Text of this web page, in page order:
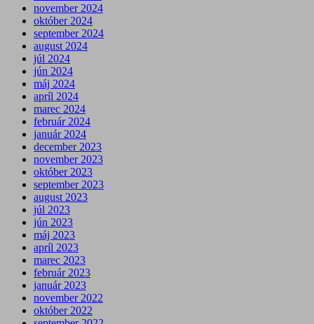
november 2024
október 2024
september 2024
august 2024
júl 2024
jún 2024
máj 2024
apríl 2024
marec 2024
február 2024
január 2024
december 2023
november 2023
október 2023
september 2023
august 2023
júl 2023
jún 2023
máj 2023
apríl 2023
marec 2023
február 2023
január 2023
november 2022
október 2022